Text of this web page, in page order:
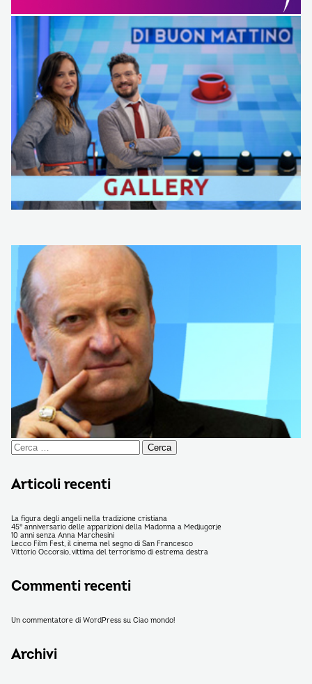
Ricerca
per:
Articoli recenti
La figura degli angeli nella tradizione cristiana
45° anniversario delle apparizioni della Madonna a Medjugorje
10 anni senza Anna Marchesini
Lecco Film Fest, il cinema nel segno di San Francesco
Vittorio Occorsio, vittima del terrorismo di estrema destra
Commenti recenti
Un commentatore di WordPress su Ciao mondo!
Archivi